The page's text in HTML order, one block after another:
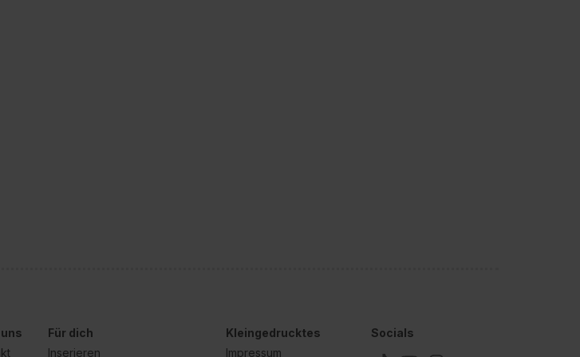
Für dich
Inserieren
Kleingedrucktes
Impressum
Socials